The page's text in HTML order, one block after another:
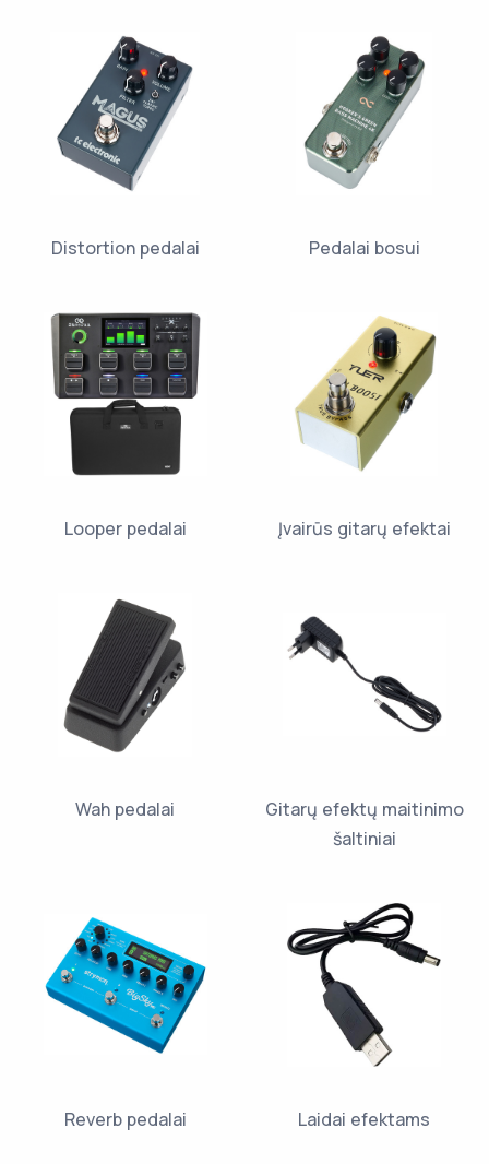
Distortion pedalai Pedalai bosui
Looper pedalai Įvairūs gitarų efektai
Wah pedalai
Gitarų efektų maitinimo
šaltiniai
Reverb pedalai Laidai efektams